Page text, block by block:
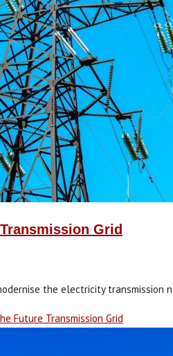
Grid
the electricity
Future Transmission Grid